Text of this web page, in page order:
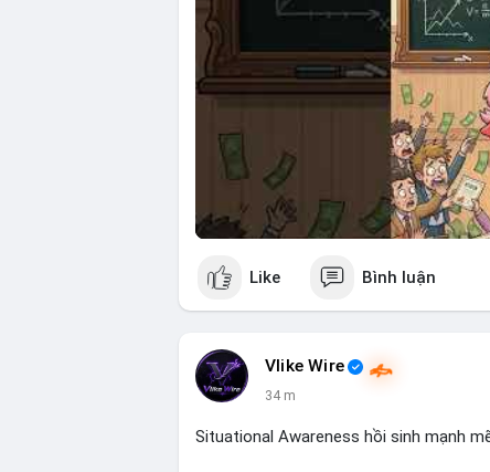
Like Bình luận
Vlike Wire
34 m
Situational Awareness hồi sinh mạnh